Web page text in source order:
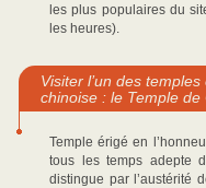
les plus populaires du
les heures).
Visiter l’un des
chinoise : le Temple de
Temple érigé en
tous les temps adepte
distingue par l’austérité